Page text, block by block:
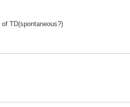
of TD(spontaneous?)